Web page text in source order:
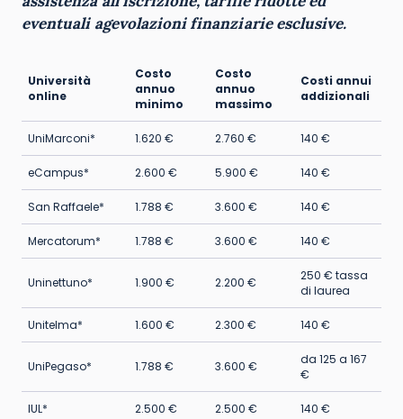
eventuali agevolazioni finanziarie esclusive.
Università
online
Costo
annuo
minimo
Costo
annuo
massimo
Costi annui
addizionali
UniMarconi* 1.620 € 2.760 € 140 €
eCampus* 2.600 € 5.900 € 140 €
San Raffaele* 1.788 € 3.600 € 140 €
Mercatorum* 1.788 € 3.600 € 140 €
Uninettuno* 1.900 € 2.200 €
250 € tassa
di laurea
Unitelma* 1.600 € 2.300 € 140 €
UniPegaso* 1.788 € 3.600 €
da 125 a 167
€
IUL* 2.500 € 2.500 € 140 €